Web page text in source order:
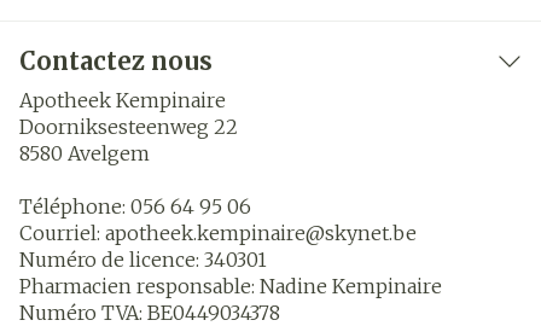
Contactez nous
Apotheek Kempinaire
Doorniksesteenweg 22
8580 Avelgem
Téléphone: 056 64 95 06
Courriel: apotheek.kempinaire@skynet.be
Numéro de licence: 340301
Pharmacien responsable: Nadine Kempinaire
Numéro TVA: BE0449034378